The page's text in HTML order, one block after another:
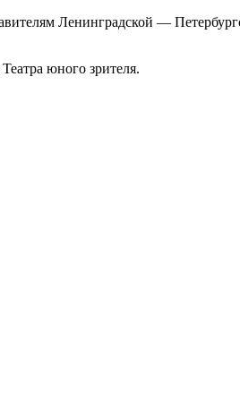
Ленинградской —
юного зрителя.